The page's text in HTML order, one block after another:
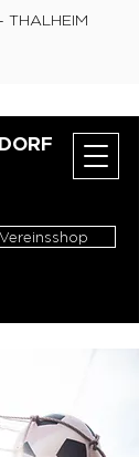
Vereinsshop
- THALHEIM